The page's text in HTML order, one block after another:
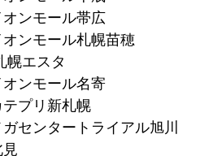
ンモール帯広
ンモール札幌苗穂
幌エスタ
ンモール名寄
プリ新札幌
センタートライアル旭川